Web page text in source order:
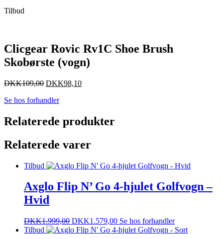
Tilbud
Clicgear Rovic Rv1C Shoe Brush
Skobørste (vogn)
DKK109,00 DKK98,10
Se hos forhandler
Relaterede produkter
Relaterede varer
Tilbud
Axglo Flip N’ Go 4-hjulet Golfvogn –
Hvid
DKK1.999,00 DKK1.579,00 Se hos forhandler
Tilbud